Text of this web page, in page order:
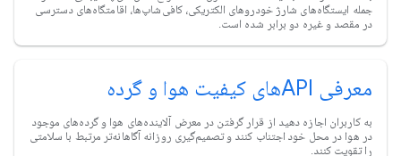
جمله ایستگاه‌های شارژ خودروهای الکتریکی، کافی‌شاپ‌ها، اقامتگاه‌های دسترسی
در مقصد و غیره دو برابر شده است.
معرفی APIهای کیفیت هوا و گرده
به کاربران اجازه دهید از قرار گرفتن در معرض آلاینده‌های هوا و گرده‌های موجود
در هوا در محل خود اجتناب کنند و تصمیم‌گیری روزانه آگاهانه‌تر مرتبط با سلامتی
را تقویت کنند.